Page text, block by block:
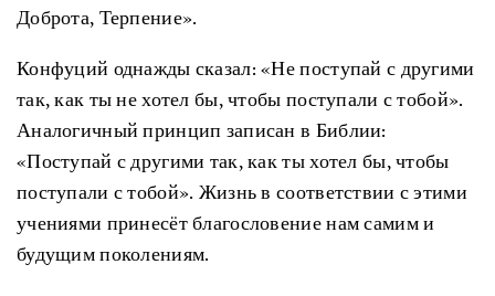
Доброта, Терпение».
Конфуций однажды сказал: «Не поступай с другими
так, как ты не хотел бы, чтобы поступали с тобой».
Аналогичный принцип записан в Библии:
«Поступай с другими так, как ты хотел бы, чтобы
поступали с тобой». Жизнь в соответствии с этими
учениями принесёт благословение нам самим и
будущим поколениям.